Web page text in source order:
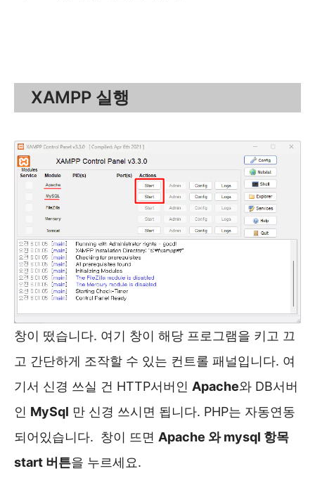
XAMPP 실행
창이 떴습니다. 여기 창이 해당 프로그램을 키고 끄
고 간단하게 조작할 수 있는 컨트롤 패널입니다. 여
기서 신경 쓰실 건 HTTP서버인 Apache와 DB서버
인 MySql 만 신경 쓰시면 됩니다. PHP는 자동연동
되어있습니다. 창이 뜨면 Apache 와 mysql 항목
start 버튼을 누르세요.